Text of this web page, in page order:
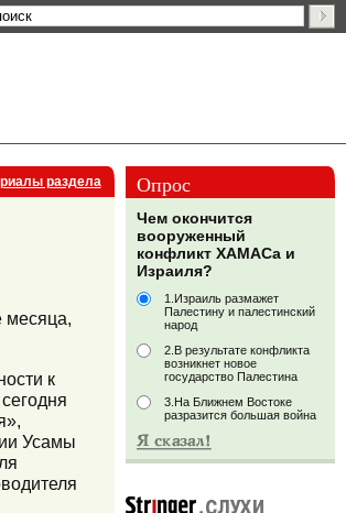
раздела
месяца,
к
Усамы
Опрос
Чем окончится
вооруженный
конфликт ХАМАСа и
Израиля?
1.Израиль размажет
Палестину и палестинский
народ
2.В результате конфликта
возникнет новое
государство Палестина
3.На Ближнем Востоке
разразится большая война